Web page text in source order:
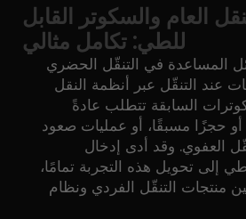
العام والسكوتر القابل
للطي: تكامل مثالي
المساعدة في التنقّل الحضري
عند التنقّل عبر أنظمة النقل
السابقة تتطلب عادةً
حجزًا مسبقًا، أو عمليات صعود
العفوي. وقد أدى إدخال
إلى تحويل هذه التجربة تمامًا،
منتجات التنقّل الفردي ونظام